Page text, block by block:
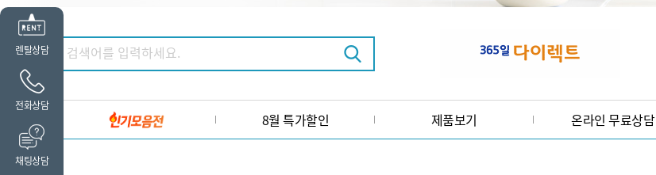
8월 특가할인 제품보기 온라인 무료상담
렌탈상담
전화상담
채팅상담